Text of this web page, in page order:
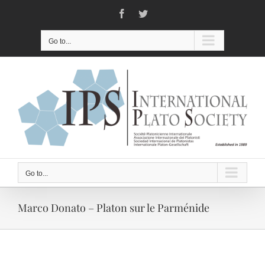
FacebookTwitter
Go to...
Go to...
Marco Donato – Platon sur le Parménide